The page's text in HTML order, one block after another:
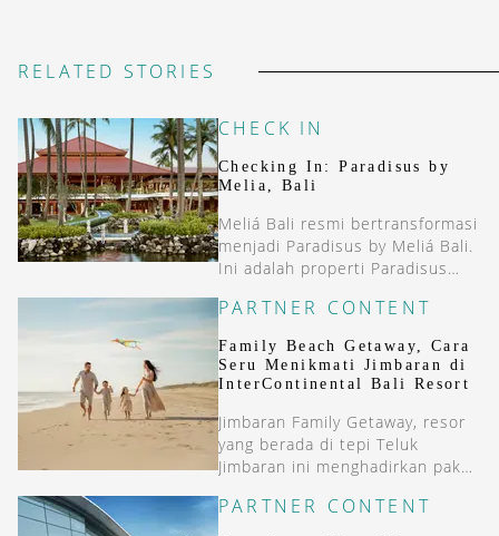
RELATED STORIES
CHECK IN
Checking In: Paradisus by
Melia, Bali
Meliá Bali resmi bertransformasi
menjadi Paradisus by Meliá Bali.
Ini adalah properti Paradisus
PARTNER CONTENT
Family Beach Getaway, Cara
Seru Menikmati Jimbaran di
InterContinental Bali Resort
Jimbaran Family Getaway, resor
yang berada di tepi Teluk
Jimbaran ini menghadirkan paket
menggabungkan kenyamanan
PARTNER CONTENT